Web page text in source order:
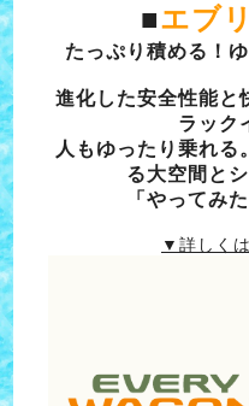
■エブ
たっぷり積める！
進化した安全性能と
ラック
人もゆったり乗れる
る大空間と
「やってみ
▼詳しく